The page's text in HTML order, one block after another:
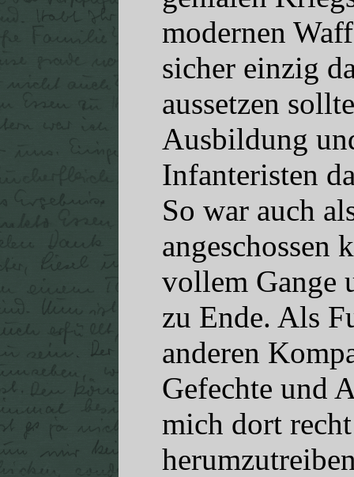
modernen
sicher einzig
aussetzen
Ausbildung
Infanteristen
So war auch
angeschossen
vollem Gange
zu Ende. Als
anderen
Gefechte und
mich dort